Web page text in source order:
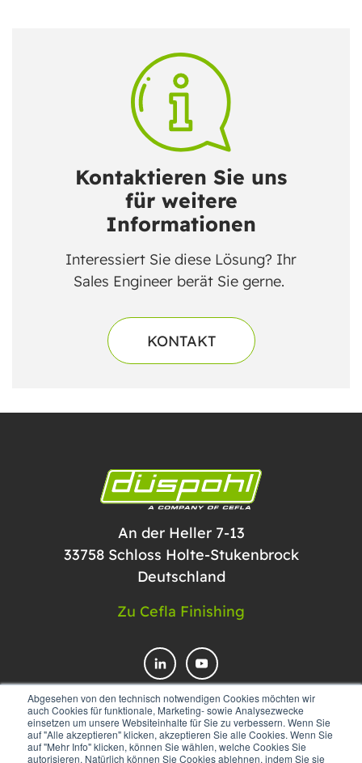
Abgesehen von den technisch notwendigen Cookies möchten wir
auch Cookies für funktionale, Marketing- sowie Analysezwecke
einsetzen um unsere Websiteinhalte für Sie zu verbessern. Wenn Sie
auf "Alle akzeptieren" klicken, akzeptieren Sie alle Cookies. Wenn Sie
auf "Mehr Info" klicken, können Sie wählen, welche Cookies Sie
autorisieren. Natürlich können Sie Cookies ablehnen, indem Sie sie
Kontaktieren Sie uns
für weitere
Informationen
Interessiert Sie diese Lösung? Ihr
Sales Engineer berät Sie gerne.
KONTAKT
An der Heller 7-13
33758 Schloss Holte-Stukenbrock
Deutschland
Zu Cefla Finishing
KONTAKTIEREN SIE UNS